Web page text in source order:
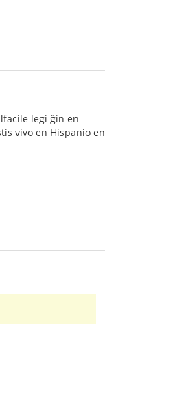
legi ĝin en
vivo en Hispanio en